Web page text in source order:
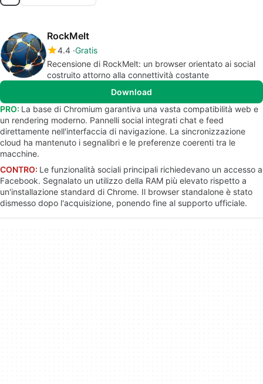
RockMelt
4.4 Gratis
Recensione di RockMelt: un browser orientato ai social
costruito attorno alla connettività costante
Download
PRO: La base di Chromium garantiva una vasta compatibilità web e
un rendering moderno. Pannelli social integrati chat e feed
direttamente nell'interfaccia di navigazione. La sincronizzazione
cloud ha mantenuto i segnalibri e le preferenze coerenti tra le
macchine.
CONTRO: Le funzionalità sociali principali richiedevano un accesso a
Facebook. Segnalato un utilizzo della RAM più elevato rispetto a
un'installazione standard di Chrome. Il browser standalone è stato
dismesso dopo l'acquisizione, ponendo fine al supporto ufficiale.